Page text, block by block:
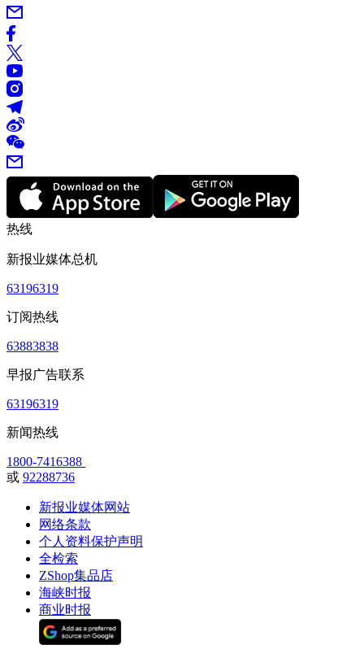
热线
新报业媒体总机
63196319
订阅热线
63883838
早报广告联系
63196319
新闻热线
1800-7416388
或 92288736
新报业媒体网站
网络条款
个人资料保护声明
全检索
ZShop集品店
海峡时报
商业时报